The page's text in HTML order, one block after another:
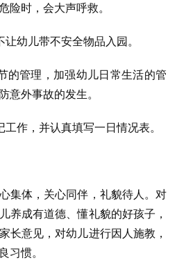
险时，会大声呼救。
幼儿带不安全物品入园。
的管理，加强幼儿日常生活的管
意外事故的发生。
作，并认真填写一日情况表。
集体，关心同伴，礼貌待人。对
养成有道德、懂礼貌的好孩子，
长意见，对幼儿进行因人施教，
习惯。